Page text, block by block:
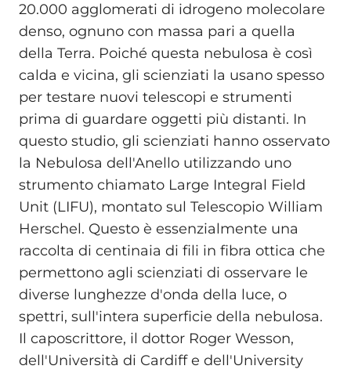
20.000 agglomerati di idrogeno molecolare
denso, ognuno con massa pari a quella
della Terra. Poiché questa nebulosa è così
calda e vicina, gli scienziati la usano spesso
per testare nuovi telescopi e strumenti
prima di guardare oggetti più distanti. In
questo studio, gli scienziati hanno osservato
la Nebulosa dell'Anello utilizzando uno
strumento chiamato Large Integral Field
Unit (LIFU), montato sul Telescopio William
Herschel. Questo è essenzialmente una
raccolta di centinaia di fili in fibra ottica che
permettono agli scienziati di osservare le
diverse lunghezze d'onda della luce, o
spettri, sull'intera superficie della nebulosa.
Il caposcrittore, il dottor Roger Wesson,
dell'Università di Cardiff e dell'University